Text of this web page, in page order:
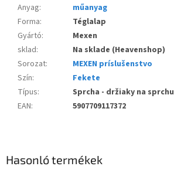
Anyag:
műanyag
Forma:
Téglalap
Gyártó:
Mexen
sklad:
Na sklade (Heavenshop)
Sorozat:
MEXEN príslušenstvo
Szín:
Fekete
Típus:
Sprcha - držiaky na sprchu
EAN: 5907709117372
Hasonló termékek